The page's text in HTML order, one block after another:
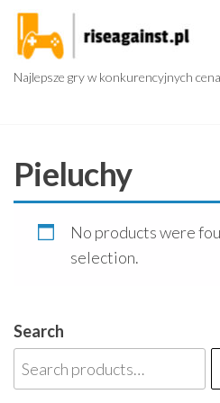
Przejdź
treści
Najlepsze gry w konkurencyjnych
Pieluchy
No products were
selection.
Search